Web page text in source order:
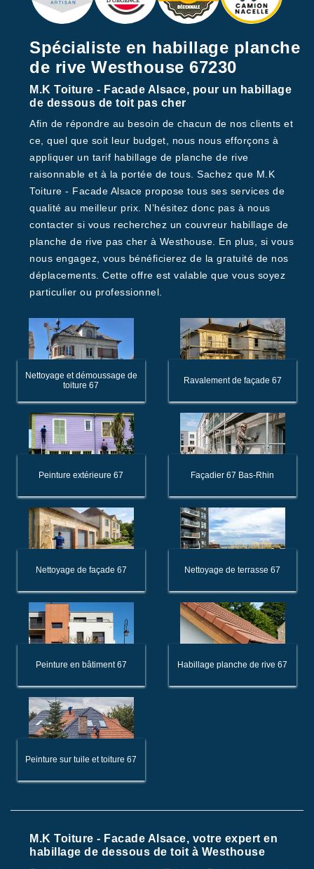
Spécialiste en habillage planche
de rive Westhouse 67230
M.K Toiture - Facade Alsace, pour un habillage
de dessous de toit pas cher
Afin de répondre au besoin de chacun de nos clients et
ce, quel que soit leur budget, nous nous efforçons à
appliquer un tarif habillage de planche de rive
raisonnable et à la portée de tous. Sachez que M.K
Toiture - Facade Alsace propose tous ses services de
qualité au meilleur prix. N’hésitez donc pas à nous
contacter si vous recherchez un couvreur habillage de
planche de rive pas cher à Westhouse. En plus, si vous
nous engagez, vous bénéficierez de la gratuité de nos
déplacements. Cette offre est valable que vous soyez
particulier ou professionnel.
Nettoyage et démoussage de
toiture 67
Ravalement de façade 67
Peinture extérieure 67 Façadier 67 Bas-Rhin
Nettoyage de façade 67 Nettoyage de terrasse 67
Peinture en bâtiment 67 Habillage planche de rive 67
Peinture sur tuile et toiture 67
M.K Toiture - Facade Alsace, votre expert en
habillage de dessous de toit à Westhouse